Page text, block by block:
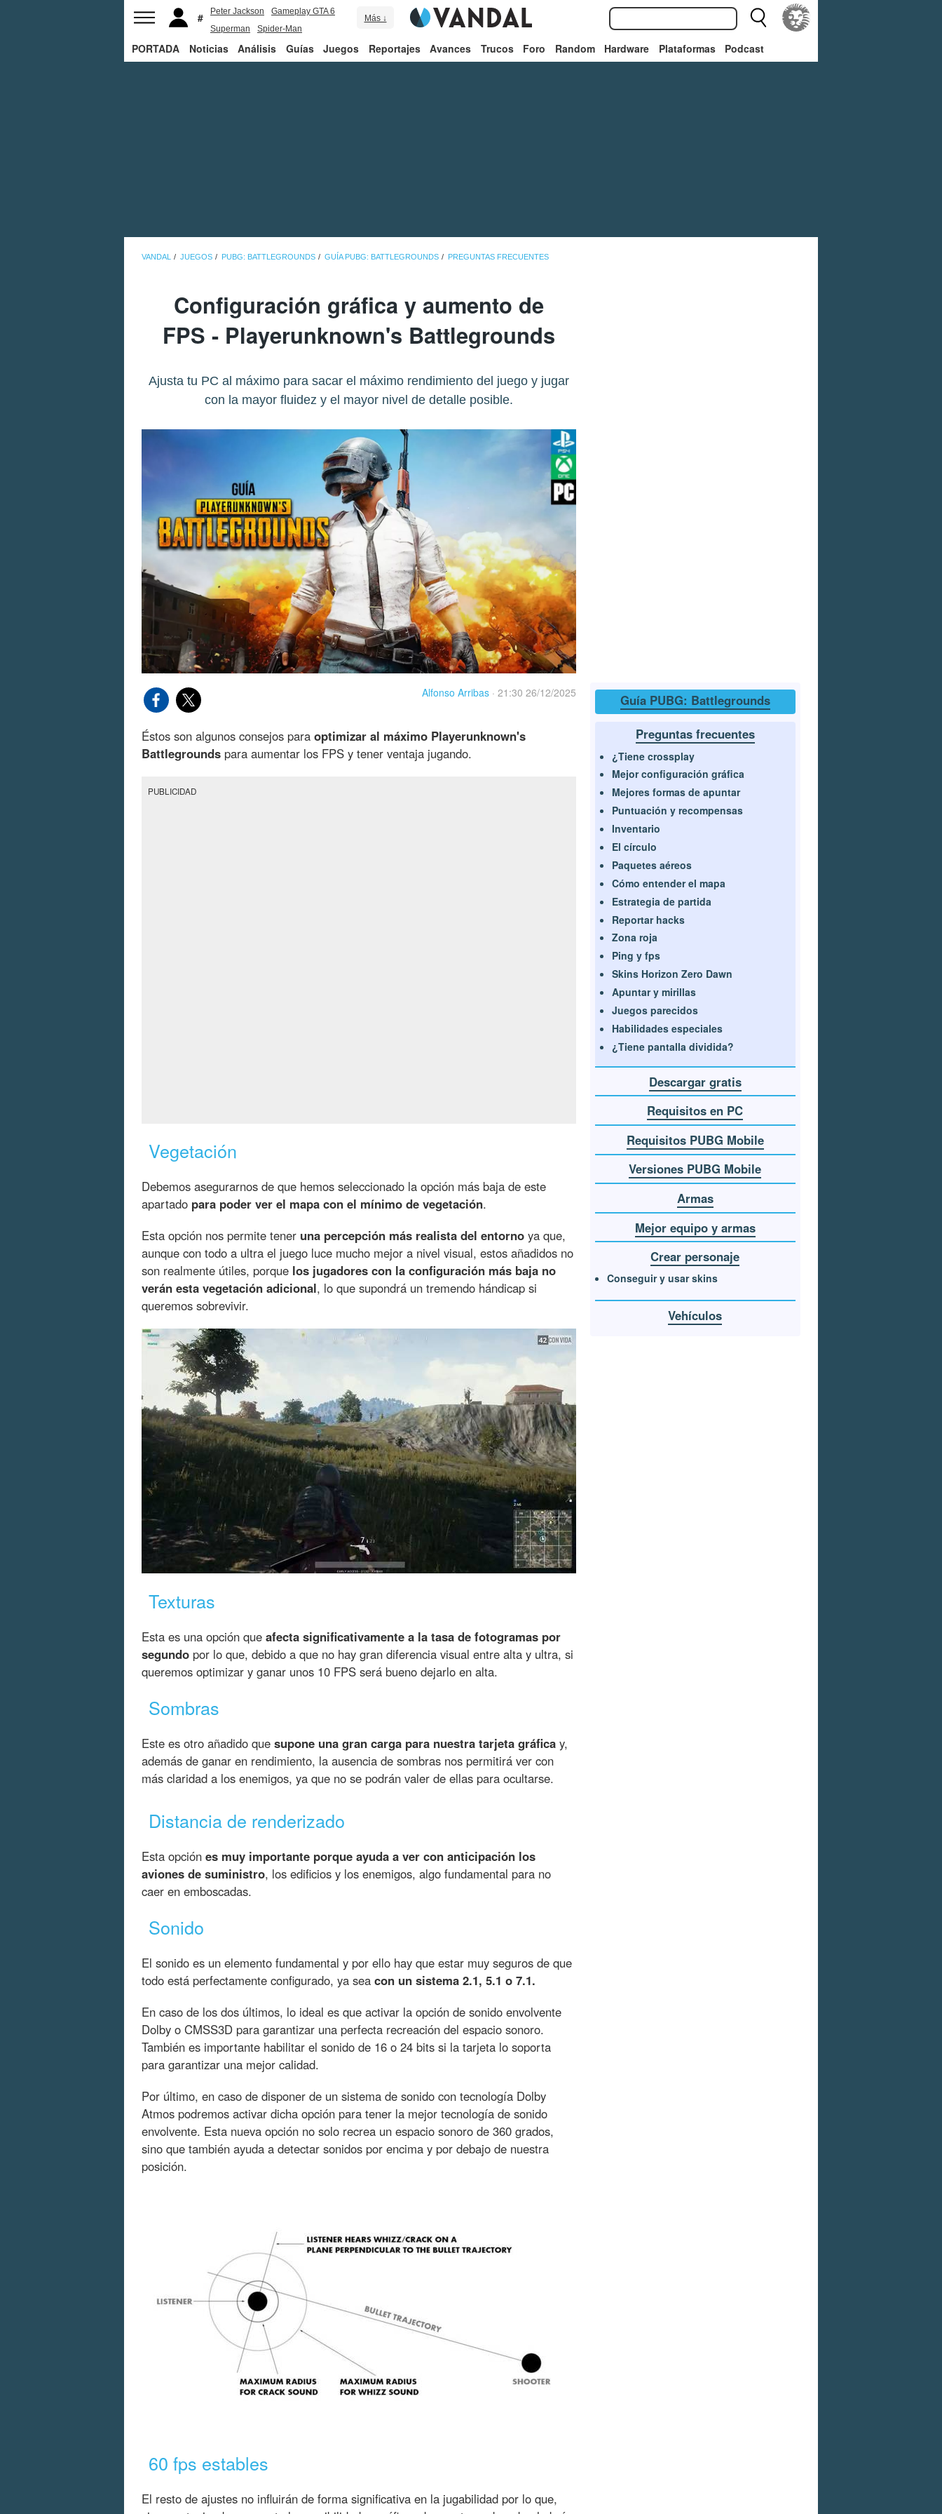
Peter Jackson
Gameplay GTA 6
Superman
Spider-Man
Más ↓
PORTADA Noticias Análisis Guías Juegos Reportajes Avances Trucos Foro Random Hardware Plataformas Podcast
VANDAL JUEGOS PUBG: BATTLEGROUNDS GUÍA PUBG: BATTLEGROUNDS PREGUNTAS FRECUENTES
Configuración gráfica y aumento de
FPS - Playerunknown's Battlegrounds
Ajusta tu PC al máximo para sacar el máximo rendimiento del juego y jugar
con la mayor fluidez y el mayor nivel de detalle posible.
Alfonso Arribas · 21:30 26/12/2025
Éstos son algunos consejos para optimizar al máximo Playerunknown's
Battlegrounds para aumentar los FPS y tener ventaja jugando.
PUBLICIDAD
Vegetación
Debemos asegurarnos de que hemos seleccionado la opción más baja de este
apartado para poder ver el mapa con el mínimo de vegetación.
Esta opción nos permite tener una percepción más realista del entorno ya que,
aunque con todo a ultra el juego luce mucho mejor a nivel visual, estos añadidos no
son realmente útiles, porque los jugadores con la configuración más baja no
verán esta vegetación adicional, lo que supondrá un tremendo hándicap si
queremos sobrevivir.
Texturas
Esta es una opción que afecta significativamente a la tasa de fotogramas por
segundo por lo que, debido a que no hay gran diferencia visual entre alta y ultra, si
queremos optimizar y ganar unos 10 FPS será bueno dejarlo en alta.
Sombras
Este es otro añadido que supone una gran carga para nuestra tarjeta gráfica y,
además de ganar en rendimiento, la ausencia de sombras nos permitirá ver con
más claridad a los enemigos, ya que no se podrán valer de ellas para ocultarse.
Distancia de renderizado
Esta opción es muy importante porque ayuda a ver con anticipación los
aviones de suministro, los edificios y los enemigos, algo fundamental para no
caer en emboscadas.
Sonido
El sonido es un elemento fundamental y por ello hay que estar muy seguros de que
todo está perfectamente configurado, ya sea con un sistema 2.1, 5.1 o 7.1.
En caso de los dos últimos, lo ideal es que activar la opción de sonido envolvente
Dolby o CMSS3D para garantizar una perfecta recreación del espacio sonoro.
También es importante habilitar el sonido de 16 o 24 bits si la tarjeta lo soporta
para garantizar una mejor calidad.
Por último, en caso de disponer de un sistema de sonido con tecnología Dolby
Atmos podremos activar dicha opción para tener la mejor tecnología de sonido
envolvente. Esta nueva opción no solo recrea un espacio sonoro de 360 grados,
sino que también ayuda a detectar sonidos por encima y por debajo de nuestra
posición.
60 fps estables
El resto de ajustes no influirán de forma significativa en la jugabilidad por lo que,
Guía PUBG: Battlegrounds
Preguntas frecuentes
¿Tiene crossplay
Mejor configuración gráfica
Mejores formas de apuntar
Puntuación y recompensas
Inventario
El círculo
Paquetes aéreos
Cómo entender el mapa
Estrategia de partida
Reportar hacks
Zona roja
Ping y fps
Skins Horizon Zero Dawn
Apuntar y mirillas
Juegos parecidos
Habilidades especiales
¿Tiene pantalla dividida?
Descargar gratis
Requisitos en PC
Requisitos PUBG Mobile
Versiones PUBG Mobile
Armas
Mejor equipo y armas
Crear personaje
Conseguir y usar skins
Vehículos